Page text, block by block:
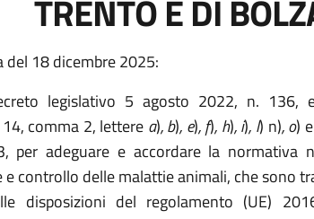
TRENTO E DI
del 18 dicembre 2025:
legislativo 5 agosto 2022, n. 136,
comma 2, lettere a), b), e), f), h), i), l) n), o) e
per adeguare e accordare la normativa
e controllo delle malattie animali, che sono
disposizioni del regolamento (UE)